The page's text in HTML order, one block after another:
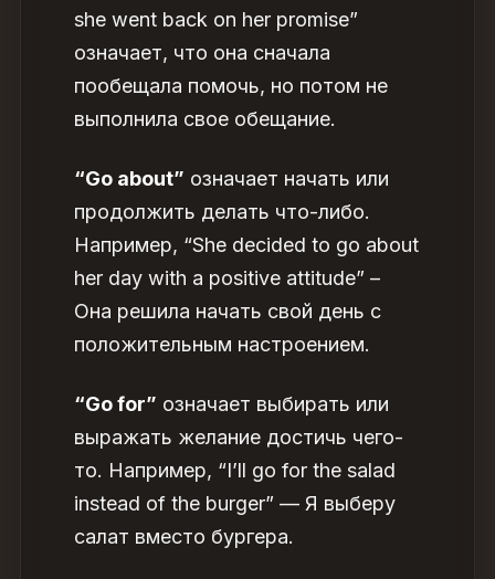
she went back on her promise”
означает, что она сначала
пообещала помочь, но потом не
выполнила свое обещание.
“Go about” означает начать или
продолжить делать что-либо.
Например, “She decided to go about
her day with a positive attitude” –
Она решила начать свой день с
положительным настроением.
“Go for” означает выбирать или
выражать желание достичь чего-
то. Например, “I’ll go for the salad
instead of the burger” — Я выберу
салат вместо бургера.